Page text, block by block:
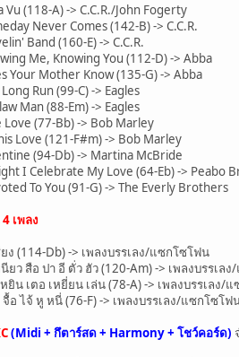
(118-A) -> C.C.R./John Fogerty
Never Comes (142-B) -> C.C.R.
Band (160-E) -> C.C.R.
Me, Knowing You (112-D) -> Abba
Your Mother Know (135-G) -> Abba
Run (99-C) -> Eagles
Man (88-Em) -> Eagles
(77-Bb) -> Bob Marley
Love (121-F#m) -> Bob Marley
(94-Db) -> Martina McBride
I Celebrate My Love (64-Eb) -> Peabo
To You (91-G) -> The Everly Brothers
4 เพลง
ง (114-Db) -> เพลงบรรเลง/แซกโซโฟน
ยว สือ ปา อี ตั่ว ฮัว (120-Am) -> เพลงบรรเล
ยิน เตอ เหยี่ยน เล่น (78-A) -> เพลงบรรเลง/
อ ไจ้ หู หนี่ (76-F) -> เพลงบรรเลง/แซกโซโฟ
(Midi + กึตาร์สด + Harmony + โชว์คอร์ด)